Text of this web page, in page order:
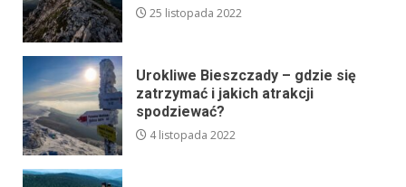
25 listopada 2022
Urokliwe Bieszczady – gdzie się
zatrzymać i jakich atrakcji
spodziewać?
4 listopada 2022